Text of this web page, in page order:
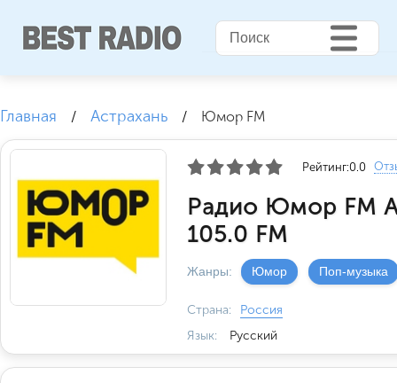
Главная / Астрахань / Юмор FM
Рейтинг:0.0
Радио Юмор FM
105.0 FM
Жанры: Юмор Поп-музыка
Страна:
Россия
Язык:
Русский